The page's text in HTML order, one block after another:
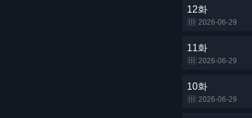
12화
2026-06-29
11화
2026-06-29
10화
2026-06-29